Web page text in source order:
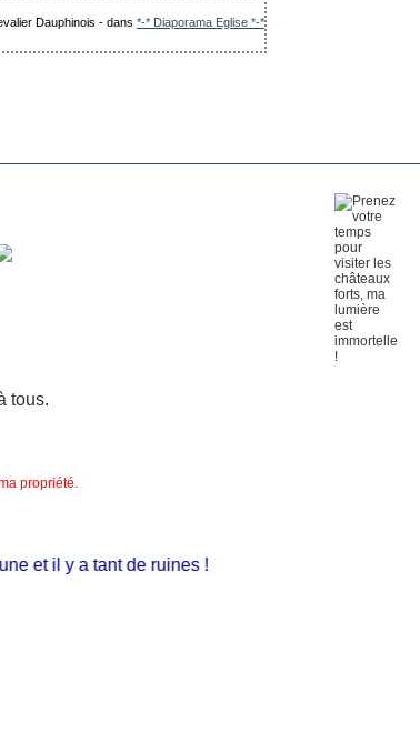
Dauphinois -dans *-* Diaporama Eglise *-*
tous.
propriété.
et il y a tant de ruines !